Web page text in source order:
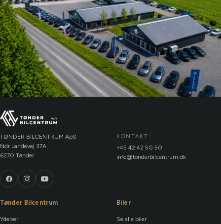
TØNDER BILCENTRUM ApS
Ndr Landevej 37A
6270 Tønder
KONTAKT:
+45 42 42 50 50
info@tonderbilcentrum.dk
Tønder Bilcentrum
Ydelser
Biler
Se alle biler